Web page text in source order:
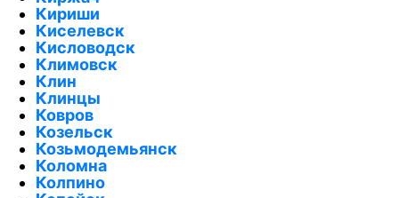
Кириши
Киселевск
Кисловодск
Климовск
Клин
Клинцы
Ковров
Козельск
Козьмодемьянск
Коломна
Колпино